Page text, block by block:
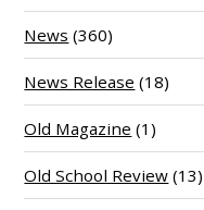
News (360)
News Release (18)
Old Magazine (1)
Old School Review (13)